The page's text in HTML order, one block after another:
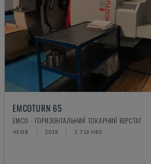
EMCOTURN 65
EMCO - ГОРИЗОНТАЛЬНИЙ ТОКАРНИЙ ВЕРСТАТ
ЧЕХІЯ 2019 3.716 HRS